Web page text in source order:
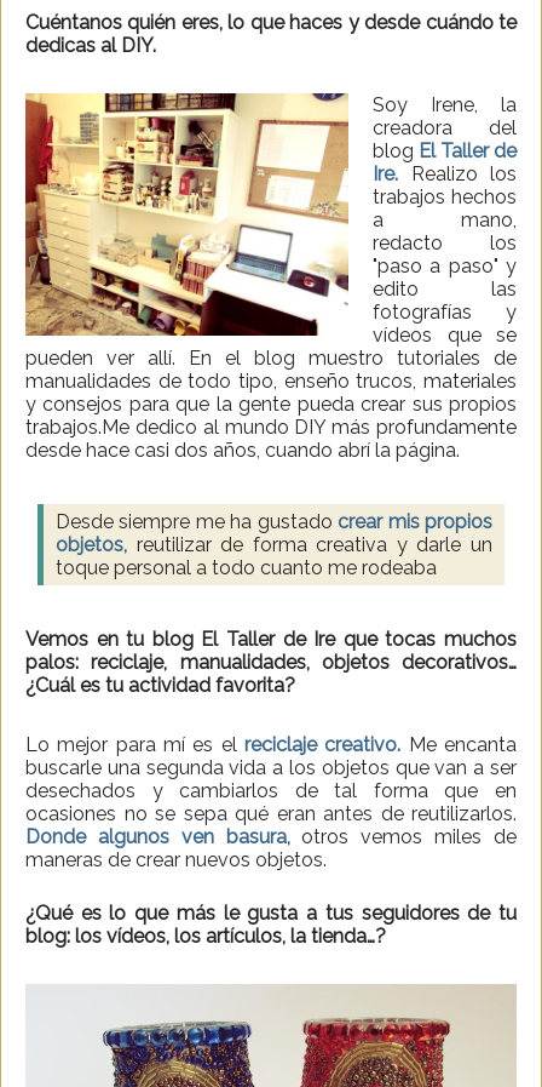
Cuéntanos quién eres, lo que haces y desde cuándo te
dedicas al DIY.
Soy Irene, la
creadora del
blog El Taller de
Ire. Realizo los
trabajos hechos
a mano,
redacto los
"paso a paso" y
edito las
fotografías y
vídeos que se
pueden ver allí. En el blog muestro tutoriales de
manualidades de todo tipo, enseño trucos, materiales
y consejos para que la gente pueda crear sus propios
trabajos.Me dedico al mundo DIY más profundamente
desde hace casi dos años, cuando abrí la página.
Desde siempre me ha gustado crear mis propios
objetos, reutilizar de forma creativa y darle un
toque personal a todo cuanto me rodeaba
Vemos en tu blog El Taller de Ire que tocas muchos
palos: reciclaje, manualidades, objetos decorativos…
¿Cuál es tu actividad favorita?
Lo mejor para mí es el reciclaje creativo. Me encanta
buscarle una segunda vida a los objetos que van a ser
desechados y cambiarlos de tal forma que en
ocasiones no se sepa qué eran antes de reutilizarlos.
Donde algunos ven basura,otros vemos miles de
maneras de crear nuevos objetos.
¿Qué es lo que más le gusta a tus seguidores de tu
blog: los vídeos, los artículos, la tienda…?